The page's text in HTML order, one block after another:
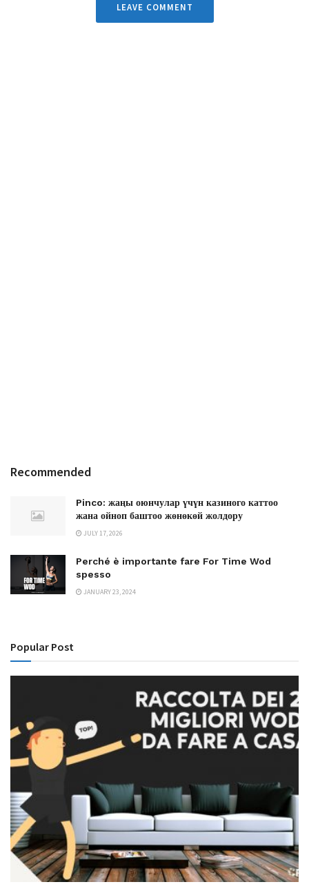
LEAVE COMMENT
Recommended
Pinco: жаңы оюнчулар үчүн казиного каттоо
жана ойноп баштоо жөнөкөй жолдору
JULY 17, 2026
Perché è importante fare For Time Wod
spesso
JANUARY 23, 2024
Popular Post